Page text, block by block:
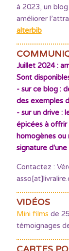
à 2023, un
améliorer
alterbib
Juillet 2024 :
Sont
- sur ce blog :
des exemples
- sur un drive :
épicées à offrir
homogènes ou
signature
Contactez :
VIDÉOS
Mini films de
témoignages